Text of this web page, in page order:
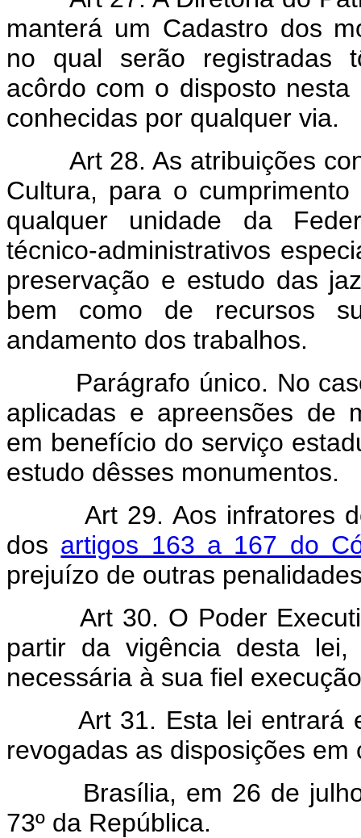
manterá um Cadastro dos
no qual serão registradas
acôrdo com o disposto
conhecidas por qualquer via.
Art 28. As atribuições
Cultura, para o
qualquer unidade da
técnico-administrativos
preservação e estudo das
bem como de recursos
andamento dos trabalhos.
Parágrafo único. No caso
aplicadas e apreensões de
em benefício do serviço
estudo dêsses monumentos.
Art 29. Aos infratores
dos artigos 163 a 167 do
prejuízo de outras
Art 30. O Poder
partir da vigência desta
necessária à sua fiel
Art 31. Esta lei entrará
revogadas as disposições em
Brasília, em 26 de julho
73º da República.